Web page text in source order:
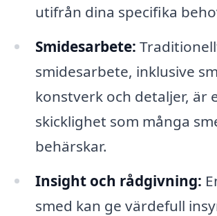
utifrån dina specifika
Smidesarbete:
smidesarbete, inklusive
konstverk och detaljer, är
skicklighet som många
behärskar.
Insight och rådgivning:
smed kan ge värdefull